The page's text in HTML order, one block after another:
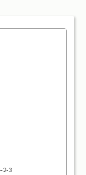
2-3